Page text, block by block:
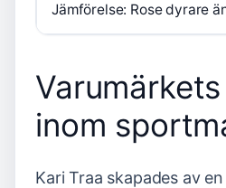
Jämförelse: Rose dyrare
inom
Kari Traa skapades av